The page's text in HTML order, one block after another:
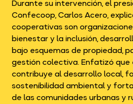
Durante su intervención, el
Confecoop, Carlos Acero,
cooperativas son
bienestar y la inclusión,
bajo esquemas de propiedad,
gestión colectiva. Enfatizó
contribuye al desarrollo local,
sostenibilidad ambiental y
de las comunidades urbanas y